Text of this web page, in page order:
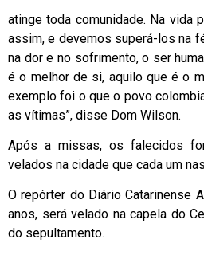
atinge toda comunidade. Na vida
assim, e devemos superá-los na
na dor e no sofrimento, o ser
é o melhor de si, aquilo que é o
exemplo foi o que o povo
as vítimas”, disse Dom Wilson.
Após a missas, os falecidos
velados na cidade que cada um
O repórter do Diário Catarinense
anos, será velado na capela do
do sepultamento.